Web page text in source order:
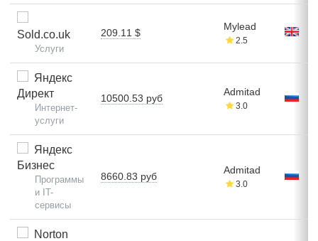
Sold.co.uk
Услуги
209.11 $
Mylead
2.5
Яндекс
Директ
Интернет-
услуги
10500.53 руб
Admitad
3.0
Яндекс
Бизнес
Программы
и IT-
сервисы
8660.83 руб
Admitad
3.0
Norton